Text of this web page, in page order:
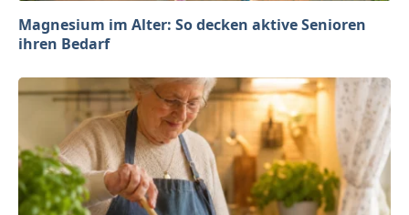
Magnesium im Alter: So decken aktive Senioren
ihren Bedarf